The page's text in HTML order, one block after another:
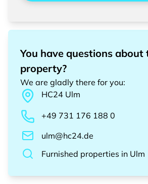
You have questions about
property?
We are gladly there for you:
HC24 Ulm
+49 731 176 188 0
ulm@hc24.de
Furnished properties in Ulm